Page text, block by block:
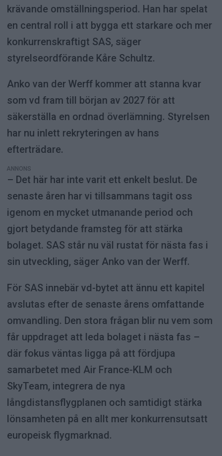
krävande omställningsperiod. Han har spelat
en central roll i att bygga ett starkare och mer
konkurrenskraftigt SAS, säger
styrelseordförande Kåre Schultz.
Anko van der Werff kommer att stanna kvar
som vd fram till början av 2027 för att
säkerställa en ordnad överlämning. Styrelsen
har nu inlett rekryteringen av hans
efterträdare.
ANNONS
– Det här har inte varit ett enkelt beslut. De
senaste åren har vi tillsammans tagit oss
igenom en mycket utmanande period och
gjort betydande framsteg för att stärka
bolaget. SAS står nu väl rustat för nästa fas i
sin utveckling, säger Anko van der Werff.
För SAS innebär vd-bytet att ännu ett kapitel
avslutas efter de senaste årens omfattande
omvandling. Den stora frågan blir nu vem som
får uppdraget att leda bolaget i nästa fas –
där fokus väntas ligga på att fördjupa
samarbetet med Air France-KLM och
SkyTeam, integrera de nya
långdistansflygplanen och samtidigt stärka
lönsamheten på en allt mer konkurrensutsatt
europeisk flygmarknad.